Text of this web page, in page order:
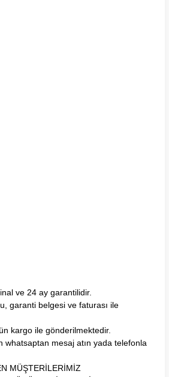
ve 24 ay garantilidir.
garanti belgesi ve faturası ile
kargo ile gönderilmektedir.
whatsaptan mesaj atın yada telefonla
MÜŞTERİLERİMİZ